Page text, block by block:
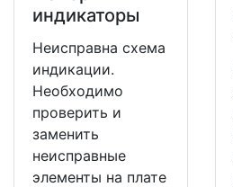
индикаторы
Неисправна схема
индикации.
Необходимо
проверить и
заменить
неисправные
элементы на плате